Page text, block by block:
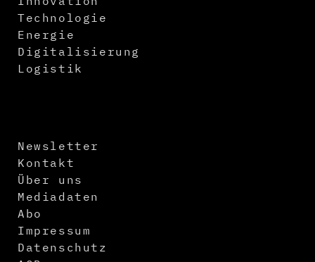
Technologie
Energie
Digitalisierung
Logistik
Newsletter
Kontakt
Über uns
Mediadaten
Abo
Impressum
Datenschutz